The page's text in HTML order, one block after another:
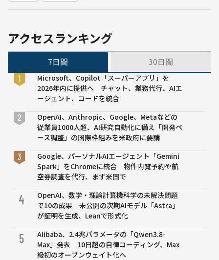
ンウェイ
モデルを
内に公開
アクセスランキング
7日間 30日間
Microsoft、Copilot「スーパーアプリ」を
2026年内に提供へ チャット、業務代行、AIエ
ージェント、コードを統合
OpenAI、Anthropic、Google、Metaなどの
従業員1000人超、AI研究自動化に備え「開発ペ
ース調整」の国際枠組みを米政府に要請
Google、パーソナルAIエージェント「Gemini
Spark」をChromeに統合 物件内覧予約や航
空券調査を代行、まず米国で
4
OpenAI、数学・理論計算機科学の未解決問題
で10の成果 未公開の次期AIモデル「Astra」
が証明を生成、Leanで形式化
5
Alibaba、2.4兆パラメータの「Qwen3.8-
Max」発表 10日超の自律コーディング、Max
級初のオープンウェイト化へ